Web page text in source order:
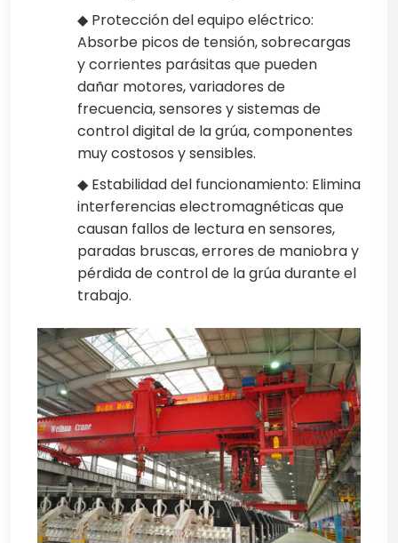
◆ Protección del equipo eléctrico:
Absorbe picos de tensión, sobrecargas
y corrientes parásitas que pueden
dañar motores, variadores de
frecuencia, sensores y sistemas de
control digital de la grúa, componentes
muy costosos y sensibles.
◆ Estabilidad del funcionamiento: Elimina
interferencias electromagnéticas que
causan fallos de lectura en sensores,
paradas bruscas, errores de maniobra y
pérdida de control de la grúa durante el
trabajo.